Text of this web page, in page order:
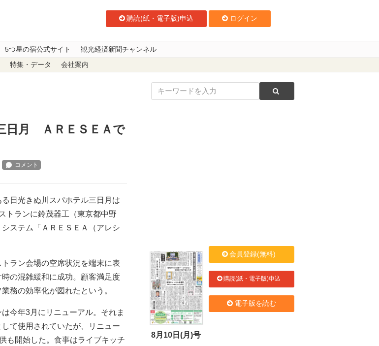
購読(紙・電子版)申込 ログイン
5つ星の宿公式サイト 観光経済新聞チャンネル
特集・データ 会社案内
ＡＲＥＳＥＡで混雑回避 空席状況を端末で把握
日月 ＡＲＥＳＥＡで
日光きぬ川スパホテル三日月は
トランに鈴茂器工（東京都中野
ステム「ＡＲＥＳＥＡ（アレシ
ラン会場の空席状況を端末に表
の混雑緩和に成功。顧客満足度
務の効率化が図れたという。
今年3月にリニューアル。それま
て使用されていたが、リニュー
も開始した。食事はライブキッチ
8月10日(月)号
会員登録(無料)
購読(紙・電子版)申込
電子版を読む